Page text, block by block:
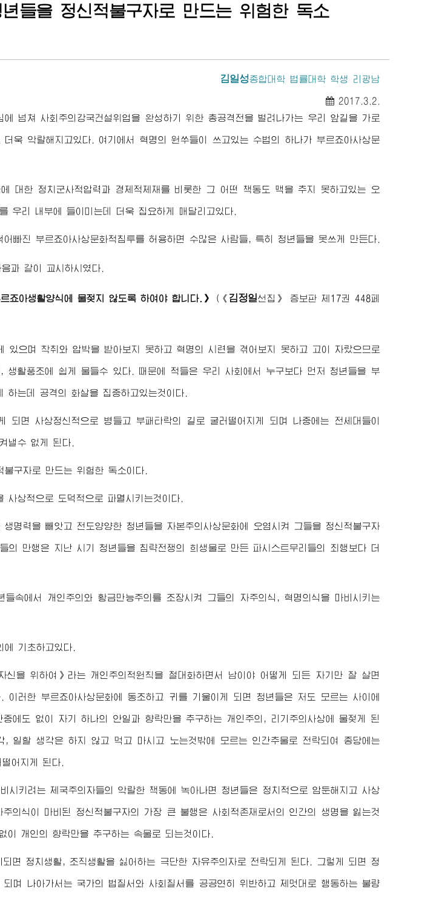
들을 정신적불구자로 만드는 위험한 독소
김일성종합대학 법률대학 학생 리광남
2017.3.2.
넘쳐 사회주의강국건설위업을 완성하기 위한 총공격전을 벌려나가는 우리 앞길을 가로
욱 악랄해지고있다. 여기에서 혁명의 원쑤들이 쓰고있는 수법의 하나가 부르죠아사상문
대한 정치군사적압력과 경제적제재를 비롯한 그 어떤 책동도 맥을 추지 못하고있는 오
우리 내부에 들이미는데 더욱 집요하게 매달리고있다.
빠진 부르죠아사상문화적침투를 허용하면 수많은 사람들, 특히 청년들을 못쓰게 만든다.
과 같이 교시하시였다.
죠아생활양식에 물젖지 않도록 하여야 합니다.》 ( 《 김정일선집》 증보판 제17권 448페
있으며 착취와 압박을 받아보지 못하고 혁명의 시련을 겪어보지 못하고 고이 자랐으므로
생활풍조에 쉽게 물들수 있다. 때문에 적들은 우리 사회에서 누구보다 먼저 청년들을 부
하는데 공격의 화살을 집중하고있는것이다.
되면 사상정신적으로 병들고 부패타락의 길로 굴러떨어지게 되며 나중에는 전세대들이
낼수 없게 된다.
구자로 만드는 위험한 독소이다.
상적으로 도덕적으로 파멸시키는것이다.
명력을 빼앗고 전도양양한 청년들을 자본주의사상문화에 오염시켜 그들을 정신적불구자
의 만행은 지난 시기 청년들을 침략전쟁의 희생물로 만든 파시스트무리들의 죄행보다 더
들속에서 개인주의와 황금만능주의를 조장시켜 그들의 자주의식, 혁명의식을 마비시키는
에 기초하고있다.
신을 위하여》라는 개인주의적원칙을 절대화하면서 남이야 어떻게 되든 자기만 잘 살면
이러한 부르죠아사상문화에 동조하고 귀를 기울이게 되면 청년들은 저도 모르는 사이에
에도 없이 자기 하나의 안일과 향락만을 추구하는 개인주의, 리기주의사상에 물젖게 된
, 일할 생각은 하지 않고 먹고 마시고 노는것밖에 모르는 인간추물로 전락되여 종당에는
어지게 된다.
시키려는 제국주의자들의 악랄한 책동에 녹아나면 청년들은 정치적으로 암둔해지고 사상
의식이 마비된 정신적불구자의 가장 큰 불행은 사회적존재로서의 인간의 생명을 잃는것
이 개인의 향락만을 추구하는 속물로 되는것이다.
면 정치생활, 조직생활을 싫어하는 극단한 자유주의자로 전락되게 된다. 그렇게 되면 정
며 나아가서는 국가의 법질서와 사회질서를 공공연히 위반하고 제멋대로 행동하는 불량